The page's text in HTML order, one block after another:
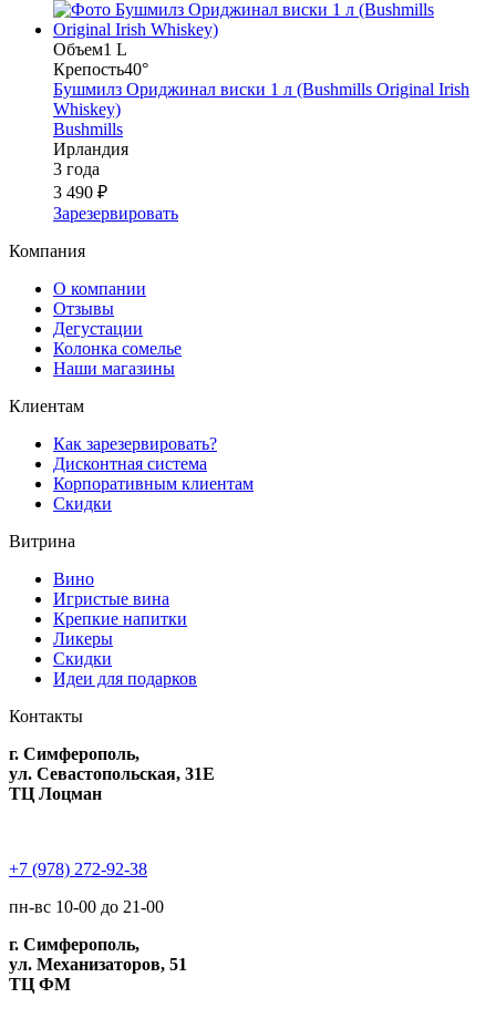
Объем1 L
Крепость40°
Бушмилз Ориджинал виски 1 л (Bushmills Original Irish
Whiskey)
Bushmills
Ирландия
3 года
3 490 ₽
Зарезервировать
Компания
О компании
Отзывы
Дегустации
Колонка сомелье
Наши магазины
Клиентам
Как зарезервировать?
Дисконтная система
Корпоративным клиентам
Скидки
Витрина
Вино
Игристые вина
Крепкие напитки
Ликеры
Скидки
Идеи для подарков
Контакты
г. Симферополь,
ул. Севастопольская, 31Е
ТЦ Лоцман
+7 (978) 272-92-38
пн-вс 10-00 до 21-00
г. Симферополь,
ул. Механизаторов, 51
ТЦ ФМ